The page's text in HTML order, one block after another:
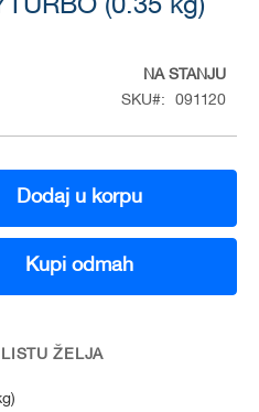
(0.35 kg)
NA STANJU
SKU
091120
Dodaj u korpu
Kupi odmah
ŽELJA